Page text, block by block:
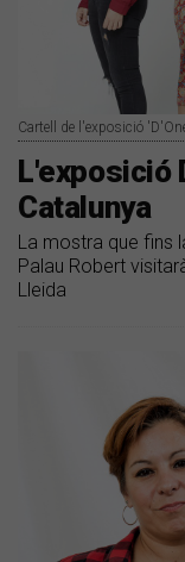
Cartell de l'exposició
L'exposició
Catalunya
La mostra que fins
Palau Robert
Lleida